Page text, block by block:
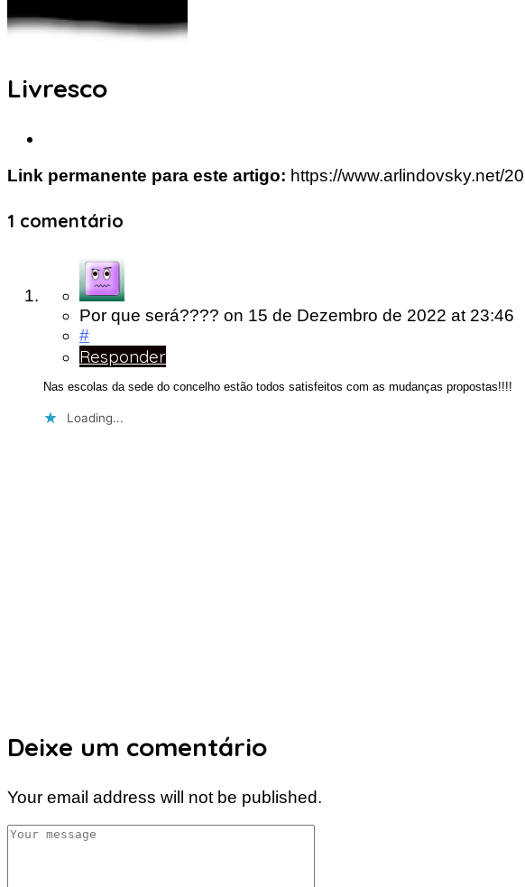
Livresco
Link permanente para este artigo: https://www.arlindovsky.net/
1 comentário
Por que será???? on 15 de Dezembro de 2022 at 23:46
#
Responder
Nas escolas da sede do concelho estão todos satisfeitos com as mudanças propostas!!!!
Loading...
Deixe um comentário
Your email address will not be published.